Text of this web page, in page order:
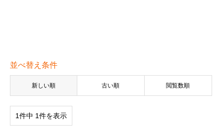
並べ替え条件
新しい順 古い順 閲覧数順
1件中 1件を表示